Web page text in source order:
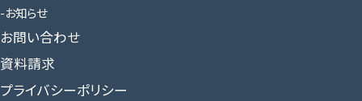
お知らせ
お問い合わせ
資料請求
プライバシーポリシー